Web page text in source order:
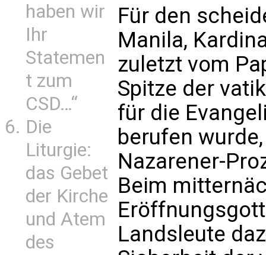
haben wir
Ihr
Statemen
t zum
CSD…“
Die
Liturgie:
das Gebet
der Kirche
und Atem
des
Für den
Manila,
zuletzt vom
Spitze der
für die
berufen
Nazarener-
Beim
Landsleute